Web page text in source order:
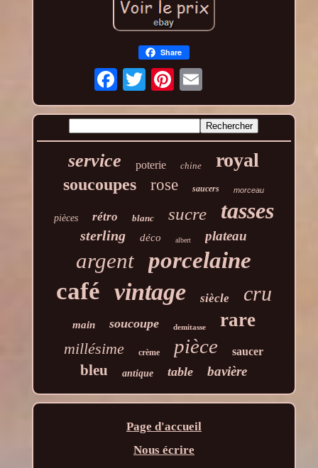
Share
service poterie chine royal
soucoupes rose saucers morceau
pièces rétro blanc sucre tasses
sterling déco albert plateau
argent porcelaine
café vintage siècle cru
main soucoupe demitasse rare
millésime crème pièce saucer
bleu antique table bavière
Page d'accueil
Nous écrire